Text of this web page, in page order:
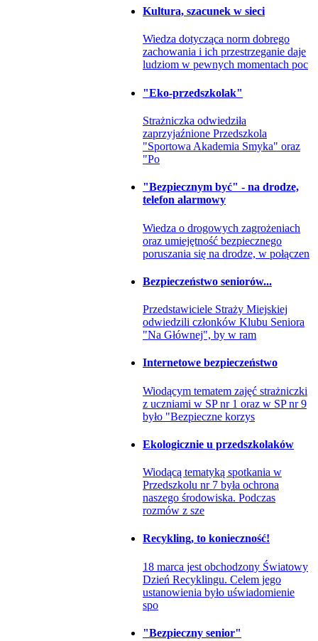
Kultura, szacunek w sieci
Wiedza dotycząca norm dobrego
zachowania i ich przestrzeganie daje
ludziom w pewnych momentach poc
"Eko-przedszkolak"
Strażniczka odwiedziła
zaprzyjaźnione Przedszkola
"Sportowa Akademia Smyka" oraz
"Po
"Bezpiecznym być" - na drodze,
telefon alarmowy
Wiedza o drogowych zagrożeniach
oraz umiejętność bezpiecznego
poruszania się na drodze, w połączen
Bezpieczeństwo seniorów...
Przedstawiciele Straży Miejskiej
odwiedzili członków Klubu Seniora
"Na Głównej", by w ram
Internetowe bezpieczeństwo
Wiodącym tematem zajęć strażniczki
z uczniami w SP nr 1 oraz w SP nr 9
było "Bezpieczne korzys
Ekologicznie u przedszkolaków
Wiodącą tematyką spotkania w
Przedszkolu nr 7 była ochrona
naszego środowiska. Podczas
rozmów z sze
Recykling, to konieczność!
18 marca jest obchodzony Światowy
Dzień Recyklingu. Celem jego
ustanowienia było uświadomienie
spo
"Bezpieczny senior"